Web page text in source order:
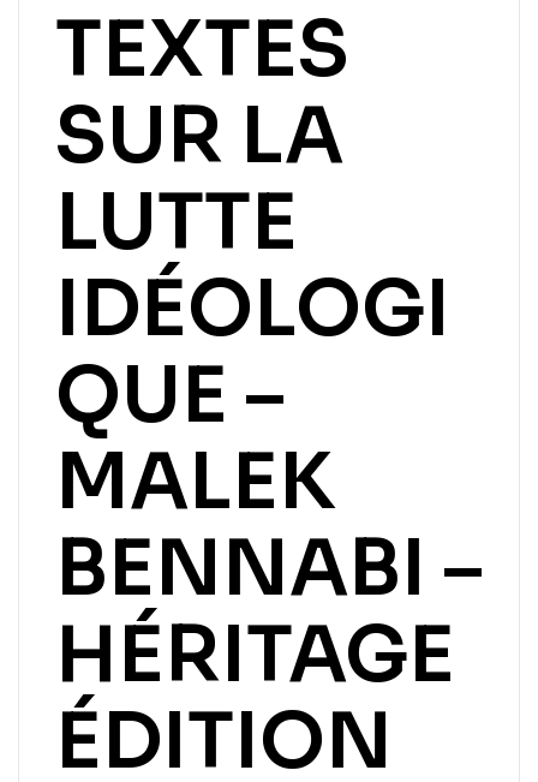
TEXTES
SUR LA
LUTTE
IDÉOLOGI
QUE –
MALEK
BENNABI –
HÉRITAGE
ÉDITION